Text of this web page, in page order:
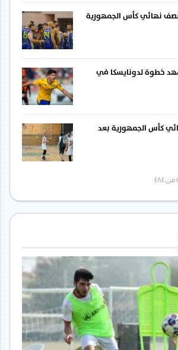
نهائي كأس الجمهورية
خطوة لدونايسكا في
كأس الجمهورية بعد